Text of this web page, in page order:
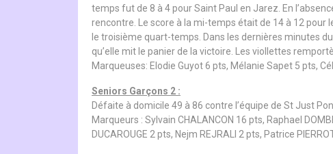
temps fut de 8 à 4 pour Saint Paul en Jarez. En
rencontre. Le score à la mi-temps était de 14 à 12 pour
le troisième quart-temps. Dans les dernières minutes
qu’elle mit le panier de la victoire. Les viollettes
Marqueuses: Elodie Guyot 6 pts, Mélanie Sapet 5 pts,
Seniors Garçons 2 :
Défaite à domicile 49 à 86 contre l’équipe de St Just
Marqueurs : Sylvain CHALANCON 16 pts, Raphael
DUCAROUGE 2 pts, Nejm REJRALI 2 pts, Patrice